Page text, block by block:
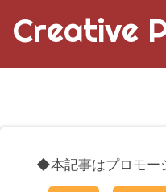
Creative
◆本記事はプロモー